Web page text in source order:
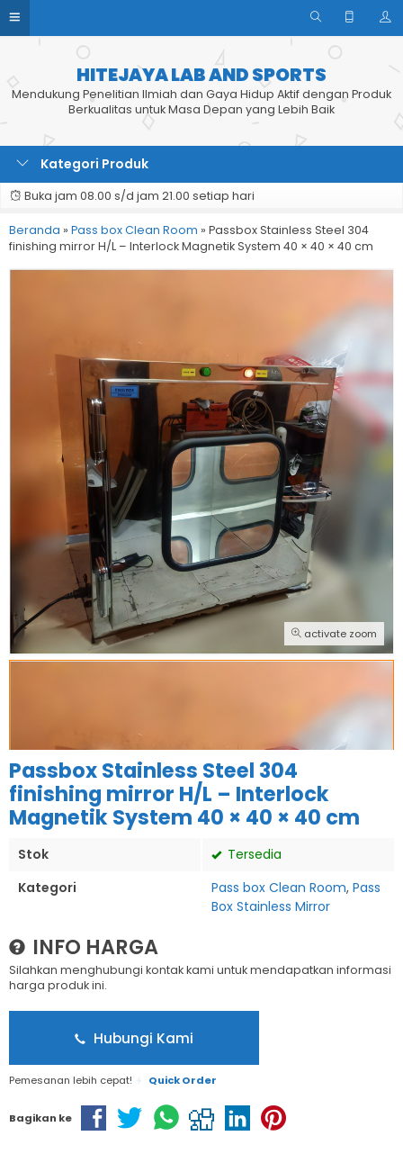
HITEJAYA LAB AND SPORTS
Mendukung Penelitian Ilmiah dan Gaya Hidup Aktif dengan Produk
Berkualitas untuk Masa Depan yang Lebih Baik
Kategori Produk
Buka jam 08.00 s/d jam 21.00 setiap hari
Beranda » Pass box Clean Room » Passbox Stainless Steel 304
finishing mirror H/L – Interlock Magnetik System 40 × 40 × 40 cm
activate zoom
Passbox Stainless Steel 304
finishing mirror H/L – Interlock
Magnetik System 40 × 40 × 40 cm
Stok
Tersedia
Kategori
Pass box Clean Room, Pass
Box Stainless Mirror
INFO HARGA
Silahkan menghubungi kontak kami untuk mendapatkan informasi
harga produk ini.
Hubungi Kami
Pemesanan lebih cepat! Quick Order
Bagikan ke